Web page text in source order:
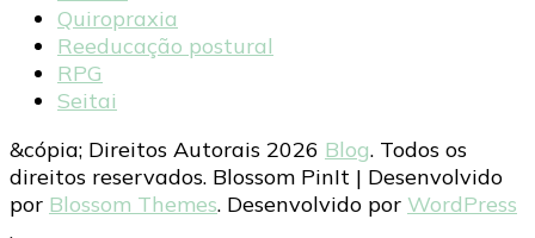
Quiropraxia
Reeducação postural
RPG
Seitai
&cópia; Direitos Autorais 2026 Blog. Todos os
direitos reservados. Blossom PinIt | Desenvolvido
por Blossom Themes. Desenvolvido por WordPress
.